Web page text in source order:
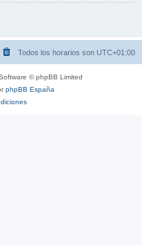
Todos los horarios son UTC+01:00
© phpBB Limited
phpBB España